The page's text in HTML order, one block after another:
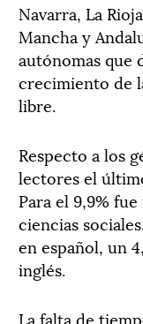
Navarra, La
Mancha y
autónomas que
crecimiento de
libre.
Respecto a los
lectores el
Para el 9,9%
ciencias
en español, un
inglés.
La falta de